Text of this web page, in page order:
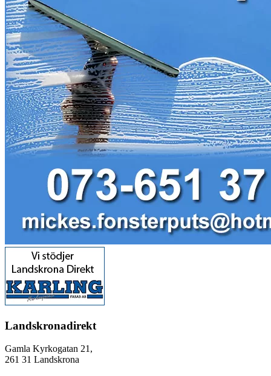
Landskronadirekt
Gamla Kyrkogatan 21,
261 31 Landskrona